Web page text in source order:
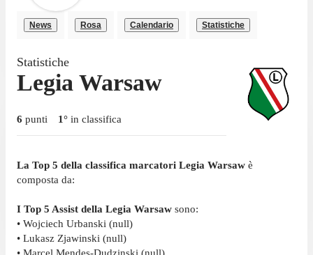
News Rosa Calendario Statistiche
Statistiche
Legia Warsaw
6 punti 1° in classifica
La Top 5 della classifica marcatori Legia Warsaw è
composta da:
I Top 5 Assist della Legia Warsaw sono:
• Wojciech Urbanski (null)
• Lukasz Zjawinski (null)
• Marcel Mendes-Dudzinski (null)